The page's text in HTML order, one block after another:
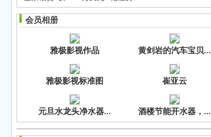
振升铝材告知消费者用千分尺测量壁厚保安全
女人如何青春不老 留住时间脚步的秘密
会员相册
雅极影视作品 黄剑岩的汽车宝贝...
雅极影视标准图 崔亚云
元旦水龙头净水器... 酒楼节能开水器，...